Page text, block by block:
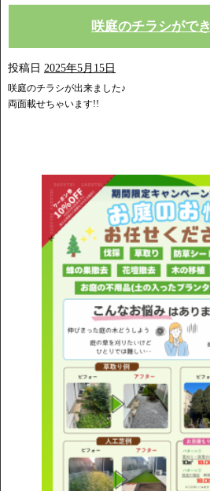
咲庭のチラシがで
投稿日 2025年5月15日
咲庭のチラシが出来ました♪
両面載せちゃいます!!